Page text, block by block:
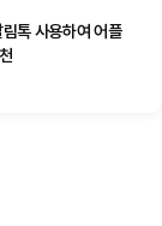
톡 사용하여 어플